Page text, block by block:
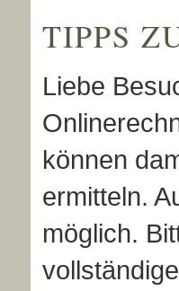
TIPPS
Liebe
können
ermitteln.
möglich.